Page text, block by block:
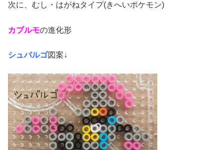
次に、むし・はがねタイプ(きへいポケモン)
カブルモの進化形
シュバルゴ図案↓